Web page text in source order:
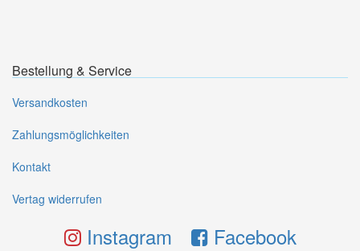
Bestellung & Service
Versandkosten
Zahlungsmöglichkeiten
Kontakt
Vertag widerrufen
Instagram Facebook